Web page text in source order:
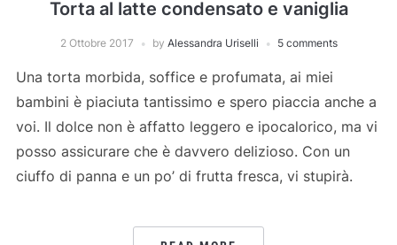
Torta al latte condensato e vaniglia
2 Ottobre 2017 by Alessandra Uriselli 5 comments
Una torta morbida, soffice e profumata, ai miei
bambini è piaciuta tantissimo e spero piaccia anche a
voi. Il dolce non è affatto leggero e ipocalorico, ma vi
posso assicurare che è davvero delizioso. Con un
ciuffo di panna e un po’ di frutta fresca, vi stupirà.